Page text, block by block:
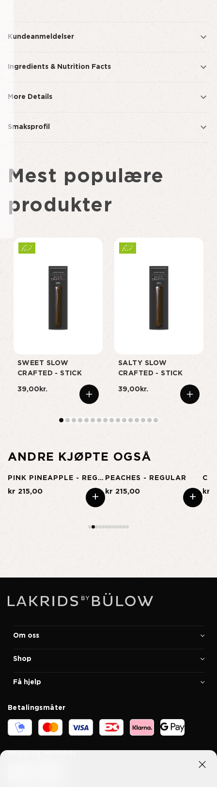
Kundeanmeldelser
Ingredients & Nutrition Facts
More Details
Smaksprofil
Mest populære
produkter
SWEET SLOW
CRAFTED - STICK
39,00kr.
SALTY SLOW
CRAFTED - STICK
39,00kr.
ANDRE KJØPTE OGSÅ
PINK PINEAPPLE - REGULAR
kr 215,00
+
PEACHES - REGULAR
kr 215,00
+
kr
Om oss
Shop
Få hjelp
Betalingsmåter